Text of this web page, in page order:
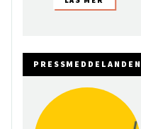
PRESSMEDDELANDEN